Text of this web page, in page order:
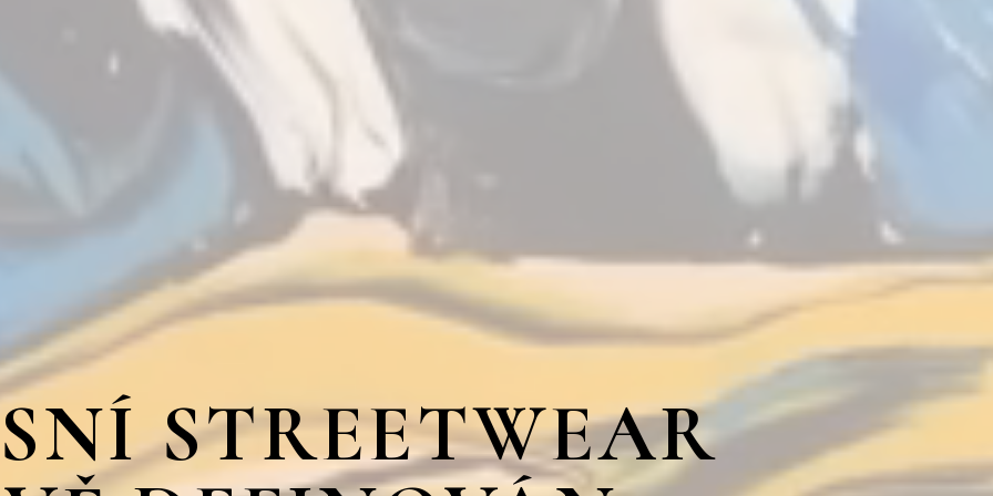
STREETWEAR